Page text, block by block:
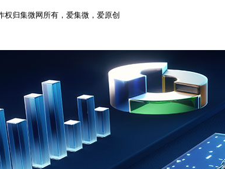
归集微网所有，爱集微，爱原创